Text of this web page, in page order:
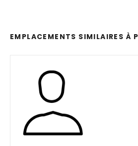
EMPLACEMENTS SIMILAIRES À